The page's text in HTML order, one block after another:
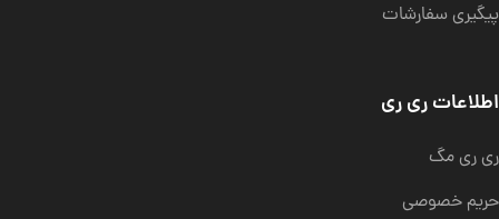
پیگیری سفارشات
اطلاعات ری ری
ری ری مگ
حریم خصوصی